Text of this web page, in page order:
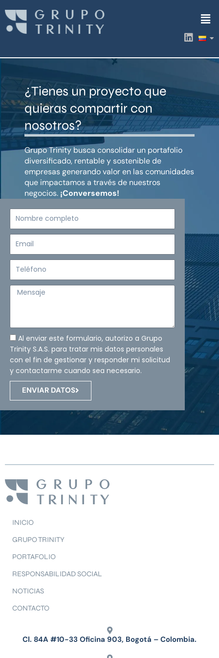
contenido
L
i
k
i
¿Tienes un proyecto que
quieras compartir con
nosotros?
Grupo Trinity busca consolidar un portafolio
diversificado, rentable y sostenible de
empresas generando valor en las comunidades
que impactamos a través de nuestros
negocios. ¡Conversemos!
Mensaje
Al enviar este formulario, autorizo a Grupo
Trinity S.A.S. para tratar mis datos personales
con el fin de gestionar y responder mi solicitud
y contactarme cuando sea necesario.
ENVIAR DATOS
INICIO
GRUPO TRINITY
PORTAFOLIO
RESPONSABILIDAD SOCIAL
NOTICIAS
CONTACTO
Cl. 84A #10-33 Oficina 903, Bogotá – Colombia.